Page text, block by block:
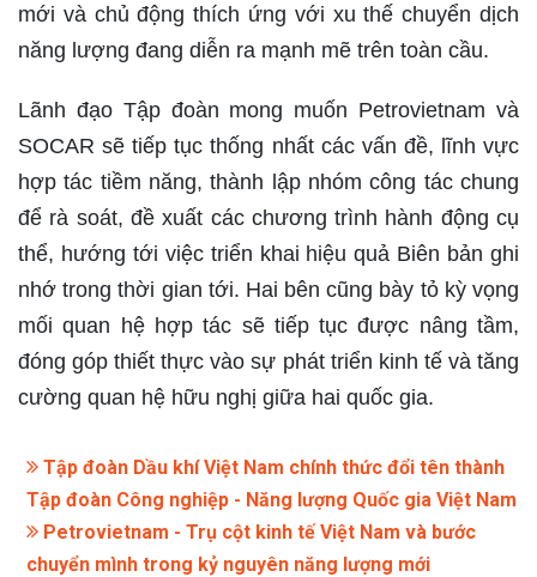
mới và chủ động thích ứng với xu thế chuyển dịch
năng lượng đang diễn ra mạnh mẽ trên toàn cầu.
Lãnh đạo Tập đoàn mong muốn Petrovietnam và
SOCAR sẽ tiếp tục thống nhất các vấn đề, lĩnh vực
hợp tác tiềm năng, thành lập nhóm công tác chung
để rà soát, đề xuất các chương trình hành động cụ
thể, hướng tới việc triển khai hiệu quả Biên bản ghi
nhớ trong thời gian tới. Hai bên cũng bày tỏ kỳ vọng
mối quan hệ hợp tác sẽ tiếp tục được nâng tầm,
đóng góp thiết thực vào sự phát triển kinh tế và tăng
cường quan hệ hữu nghị giữa hai quốc gia.
Tập đoàn Dầu khí Việt Nam chính thức đổi tên thành
Tập đoàn Công nghiệp - Năng lượng Quốc gia Việt Nam
Petrovietnam - Trụ cột kinh tế Việt Nam và bước
chuyển mình trong kỷ nguyên năng lượng mới